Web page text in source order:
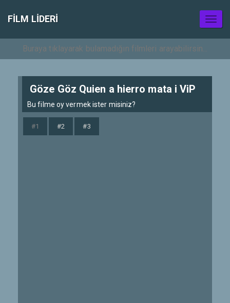
FILM LIDERI
Göze Göz Quien a hierro mata i ViP
Bu filme oy vermek ister misiniz?
#1 #2 #3